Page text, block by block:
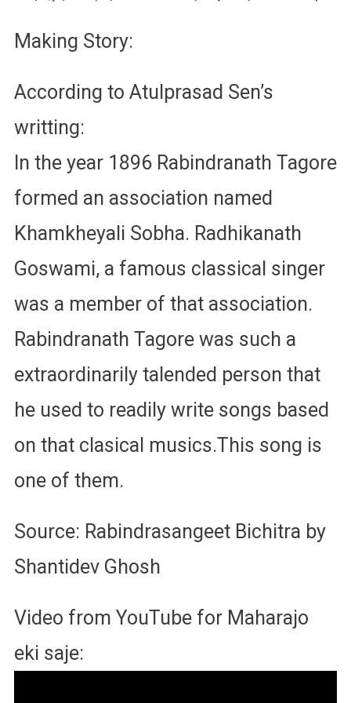
Making Story:
According to Atulprasad Sen’s
writting:
In the year 1896 Rabindranath Tagore
formed an association named
Khamkheyali Sobha. Radhikanath
Goswami, a famous classical singer
was a member of that association.
Rabindranath Tagore was such a
extraordinarily talended person that
he used to readily write songs based
on that clasical musics.This song is
one of them.
Source: Rabindrasangeet Bichitra by
Shantidev Ghosh
Video from YouTube for Maharajo
eki saje: